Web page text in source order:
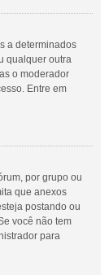
a determinados
qualquer outra
o moderador
Entre em
por grupo ou
que anexos
postando ou
você não tem
para